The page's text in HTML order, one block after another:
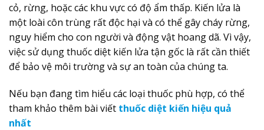
cỏ, rừng, hoặc các khu vực có độ ẩm thấp. Kiến lửa là
một loài côn trùng rất độc hại và có thể gây cháy rừng,
nguy hiểm cho con người và động vật hoang dã. Vì vậy,
việc sử dụng thuốc diệt kiến lửa tận gốc là rất cần thiết
để bảo vệ môi trường và sự an toàn của chúng ta.
Nếu bạn đang tìm hiểu các loại thuốc phù hợp, có thể
tham khảo thêm bài viết thuốc diệt kiến hiệu quả
nhất